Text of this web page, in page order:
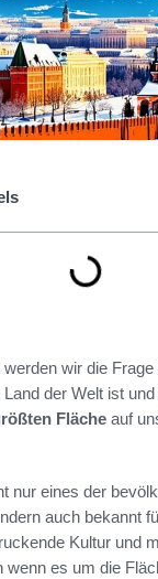
wir die Frage
der Welt ist
Fläche auf
nur eines der
auch bekannt
Kultur und
wenn es um die